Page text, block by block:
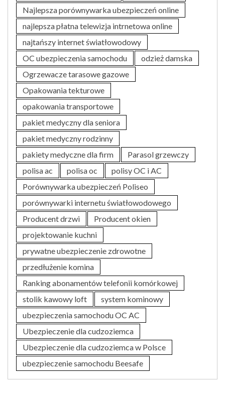
Najlepsza porównywarka ubezpieczeń online
najlepsza płatna telewizja intrnetowa online
najtańszy internet światłowodowy
OC ubezpieczenia samochodu
odzież damska
Ogrzewacze tarasowe gazowe
Opakowania tekturowe
opakowania transportowe
pakiet medyczny dla seniora
pakiet medyczny rodzinny
pakiety medyczne dla firm
Parasol grzewczy
polisa ac
polisa oc
polisy OC i AC
Porównywarka ubezpieczeń Poliseo
porównywarki internetu światłowodowego
Producent drzwi
Producent okien
projektowanie kuchni
prywatne ubezpieczenie zdrowotne
przedłużenie komina
Ranking abonamentów telefonii komórkowej
stolik kawowy loft
system kominowy
ubezpieczenia samochodu OC AC
Ubezpieczenie dla cudzoziemca
Ubezpieczenie dla cudzoziemca w Polsce
ubezpieczenie samochodu Beesafe